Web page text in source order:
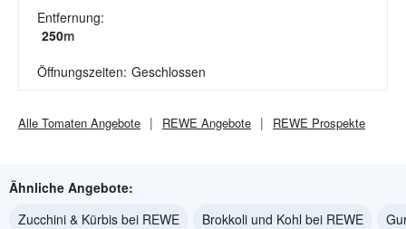
Entfernung:
250m
Öffnungszeiten: Geschlossen
Alle Tomaten Angebote REWE Angebote REWE Prospekte
Ähnliche Angebote:
Zucchini & Kürbis bei REWE
Brokkoli und Kohl bei REWE